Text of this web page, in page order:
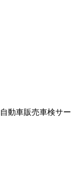
自動車販売車検サー